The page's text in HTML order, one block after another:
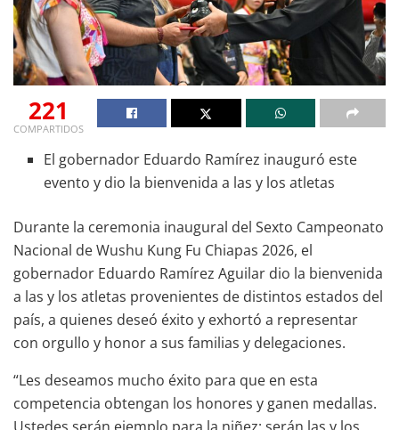
221
COMPARTIDOS
El gobernador Eduardo Ramírez inauguró este
evento y dio la bienvenida a las y los atletas
Durante la ceremonia inaugural del Sexto Campeonato
Nacional de Wushu Kung Fu Chiapas 2026, el
gobernador Eduardo Ramírez Aguilar dio la bienvenida
a las y los atletas provenientes de distintos estados del
país, a quienes deseó éxito y exhortó a representar
con orgullo y honor a sus familias y delegaciones.
“Les deseamos mucho éxito para que en esta
competencia obtengan los honores y ganen medallas.